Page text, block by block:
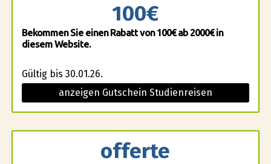
100€
Bekommen Sie einen Rabatt von 100€ ab 2000€ in
diesem Website.
Gültig bis 30.01.26.
anzeigen Gutschein Studienreisen
offerte